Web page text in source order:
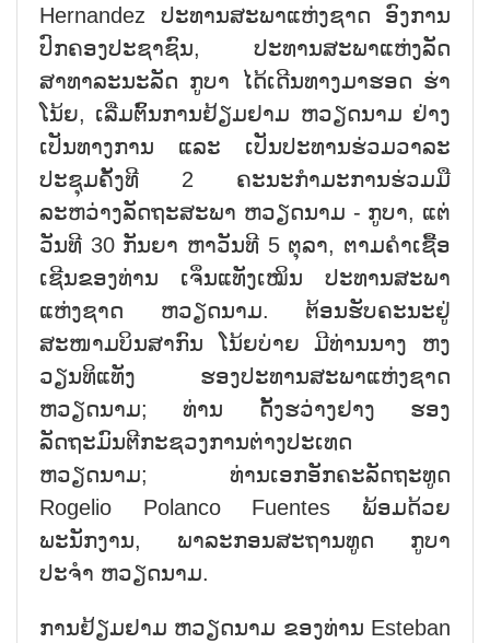
Hernandez ປະທານສະພາແຫ່ງຊາດ ອົງການ
ປົກຄອງປະຊາຊົນ, ປະທານສະພາແຫ່ງລັດ
ສາທາລະນະລັດ ກູບາ ໄດ້ເດີນທາງມາຮອດ ຮ່າ
ໂນ້ຍ, ເລີ່ມຕົ້ນການຢ້ຽມຢາມ ຫວຽດນາມ ຢ່າງ
ເປັນທາງການ ແລະ ເປັນປະທານຮ່ວມວາລະ
ປະຊຸມຄັ້ງທີ 2 ຄະນະກຳມະການຮ່ວມມື
ລະຫວ່າງລັດຖະສະພາ ຫວຽດນາມ - ກູບາ, ແຕ່
ວັນທີ 30 ກັນຍາ ຫາວັນທີ 5 ຕຸລາ, ຕາມຄຳເຊື້ອ
ເຊີນຂອງທ່ານ ເຈິ່ນແທັງເໝິນ ປະທານສະພາ
ແຫ່ງຊາດ ຫວຽດນາມ. ຕ້ອນຮັບຄະນະຢູ່
ສະໜາມບິນສາກົນ ໂນ້ຍບ່າຍ ມີທ່ານນາງ ຫງ
ວຽນທິແທັງ ຮອງປະທານສະພາແຫ່ງຊາດ
ຫວຽດນາມ; ທ່ານ ດັ້ງຮວ່າງຢາງ ຮອງ
ລັດຖະມົນຕີກະຊວງການຕ່າງປະເທດ
ຫວຽດນາມ; ທ່ານເອກອັກຄະລັດຖະທູດ
Rogelio Polanco Fuentes ພ້ອມດ້ວຍ
ພະນັກງານ, ພາລະກອນສະຖານທູດ ກູບາ
ປະຈຳ ຫວຽດນາມ.
ການຢ້ຽມຢາມ ຫວຽດນາມ ຂອງທ່ານ Esteban